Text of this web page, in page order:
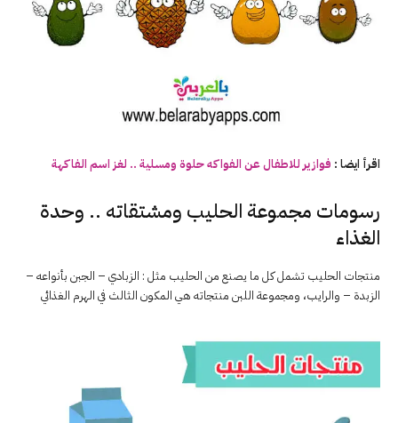
اقرأ ايضا : فوازير للاطفال عن الفواكه حلوة ومسلية .. لغز اسم الفاكهة
رسومات مجموعة الحليب ومشتقاته .. وحدة
الغذاء
منتجات الحليب تشمل كل ما يصنع من الحليب مثل : الزبادي – الجبن بأنواعه –
الزبدة – والرايب، ومجموعة اللبن منتجاته هي المكون الثالث في الهرم الغذائي